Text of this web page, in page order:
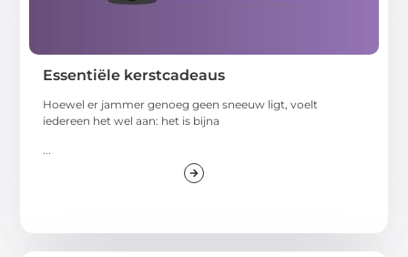
Essentiële kerstcadeaus
Hoewel er jammer genoeg geen sneeuw ligt, voelt
iedereen het wel aan: het is bijna
...